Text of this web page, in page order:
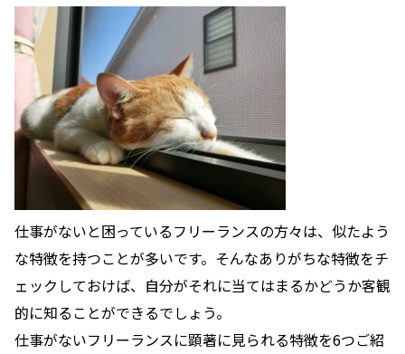
仕事がないと困っているフリーランスの方々は、似たよう
な特徴を持つことが多いです。そんなありがちな特徴をチ
ェックしておけば、自分がそれに当てはまるかどうか客観
的に知ることができるでしょう。
仕事がないフリーランスに顕著に見られる特徴を6つご紹